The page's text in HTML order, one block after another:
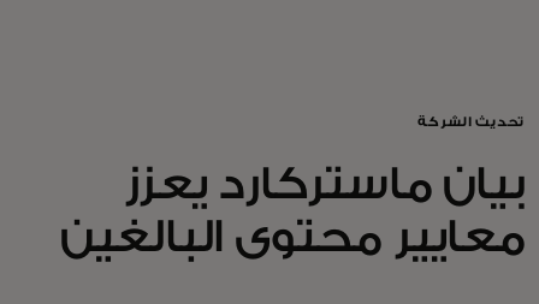
للأعمال
للمجتمع
تحديث الشركة
بيان ماستركارد يعزز
معايير محتوى البالغين